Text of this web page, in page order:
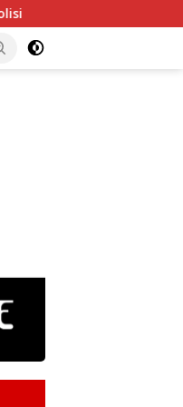
HUT RI ke-81 Makin